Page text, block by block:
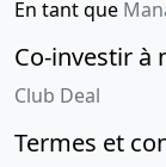
En tant que
Co-investir à
Club Deal
Termes et